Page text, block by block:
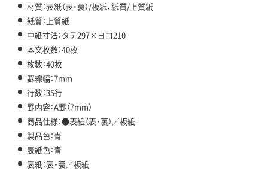
材質：表紙（表・裏）/板紙、紙質/上質紙
紙質：上質紙
中紙寸法：タテ297×ヨコ210
本文枚数：40枚
枚数：40枚
罫線幅：7mm
行数：35行
罫内容：A罫（7mm）
商品仕様：●表紙（表・裏）／板紙
製品色：青
表紙色：青
表紙：表・裏／板紙